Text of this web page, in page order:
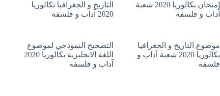
إمتحان بكالوريا 2020 شعبة
آداب و فلسفة
التاريخ و الجغرافيا بكالوريا
2020 آداب و فلسفة
موضوع التاريخ و الجغرافيا
بكالوريا 2020 شعبة آداب و
فلسفة
التصحيح النموذجي لموضوع
اللغة الانجليزية بكالوريا 2020
آداب و فلسفة